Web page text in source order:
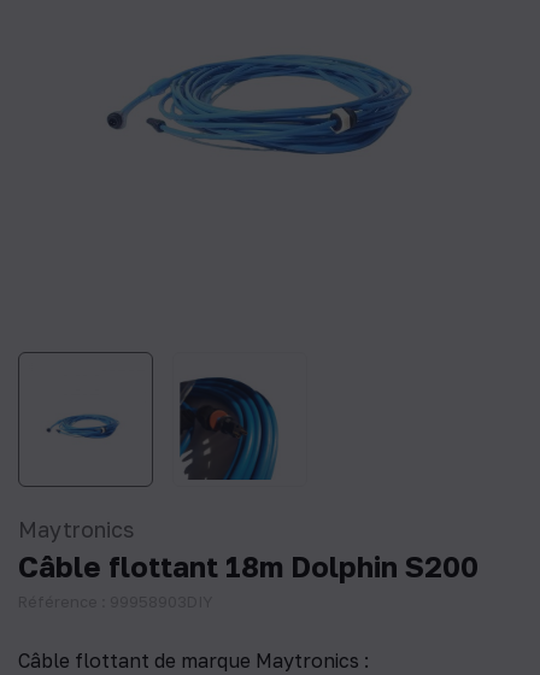
Maytronics
Câble flottant 18m Dolphin S200
Câble flottant de marque Maytronics :